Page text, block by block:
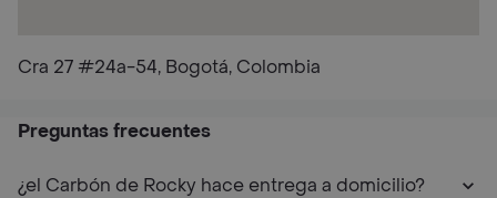
Cra 27 #24a-54, Bogotá, Colombia
Preguntas frecuentes
¿el Carbón de Rocky hace entrega a domicilio?